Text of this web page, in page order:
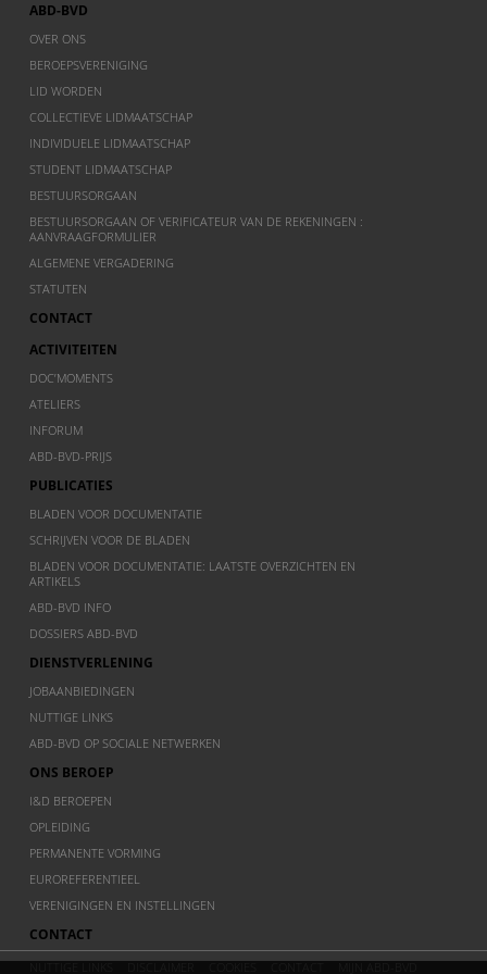
ABD-BVD
OVER ONS
BEROEPSVERENIGING
LID WORDEN
COLLECTIEVE LIDMAATSCHAP
INDIVIDUELE LIDMAATSCHAP
STUDENT LIDMAATSCHAP
BESTUURSORGAAN
BESTUURSORGAAN OF VERIFICATEUR VAN DE REKENINGEN :
AANVRAAGFORMULIER
ALGEMENE VERGADERING
STATUTEN
CONTACT
ACTIVITEITEN
DOC’MOMENTS
ATELIERS
INFORUM
ABD-BVD-PRIJS
PUBLICATIES
BLADEN VOOR DOCUMENTATIE
SCHRIJVEN VOOR DE BLADEN
BLADEN VOOR DOCUMENTATIE: LAATSTE OVERZICHTEN EN
ARTIKELS
ABD-BVD INFO
DOSSIERS ABD-BVD
DIENSTVERLENING
JOBAANBIEDINGEN
NUTTIGE LINKS
ABD-BVD OP SOCIALE NETWERKEN
ONS BEROEP
I&D BEROEPEN
OPLEIDING
PERMANENTE VORMING
EUROREFERENTIEEL
VERENIGINGEN EN INSTELLINGEN
CONTACT